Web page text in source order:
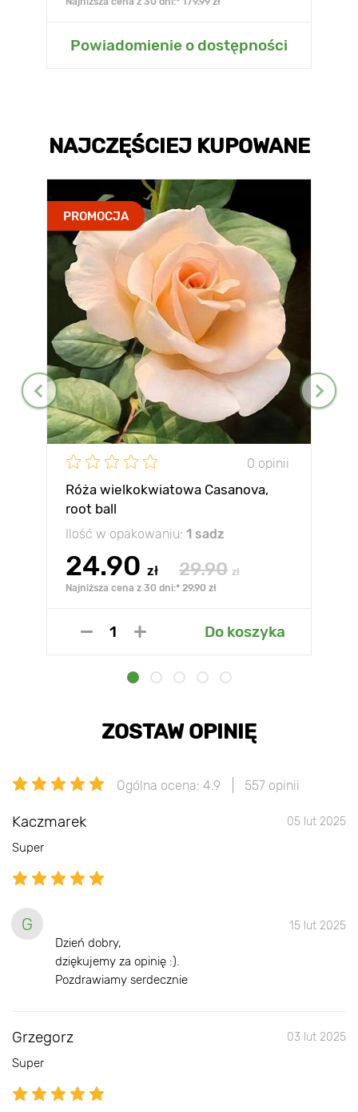
Powiadomienie o dostępności
NAJCZĘŚCIEJ KUPOWANE
PROMOCJA
0 opinii
Róża wielkokwiatowa Casanova,
root ball
Ilość w opakowaniu: 1 sadz
24.90 zł 29.90 zł
Najniższa cena z 30 dni:* 29.90 zł
Do koszyka
ZOSTAW OPINIĘ
Ogólna ocena: 4.9 557 opinii
Kaczmarek 05 lut 2025
Super
G 15 lut 2025
Dzień dobry,
dziękujemy za opinię :).
Pozdrawiamy serdecznie
Grzegorz 03 lut 2025
Super